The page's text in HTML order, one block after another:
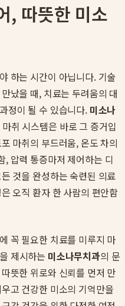
, 따뜻한 미소
하는 시간이 아닙니다. 기술
났을 때, 치료는 두려움의 대
정이 될 수 있습니다. 미소나
취 시스템은 바로 그 증거입
마취의 부드러움, 온도 차의
, 압력 통증마저 제어하는 디
것을 완성하는 숙련된 의료
오직 환자 한 사람의 편안함
꼭 필요한 치료를 미루지 마
제시하는 미소나무치과의 문
뜻한 위로와 신뢰를 먼저 만
고 건강한 미소의 기억만을